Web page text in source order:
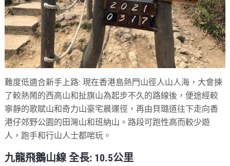
難度低適合新手上路: 現在香港島熱門山徑人山人海，大會揀
了較熱鬧的西高山和扯旗山為起步不久的路線後，便途經較
寧靜的歌賦山和奇力山豪宅晨運徑，再由貝璐道往下走向香
港仔郊野公園的田灣山和班納山。路段可跑性高而較少遊
人，跑手和行山人士都啱玩。
九龍飛鵝山線 全長: 10.5公里